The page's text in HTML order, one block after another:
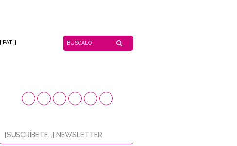
[ PAT. ]
[SUSCRÍBETE...] NEWSLETTER